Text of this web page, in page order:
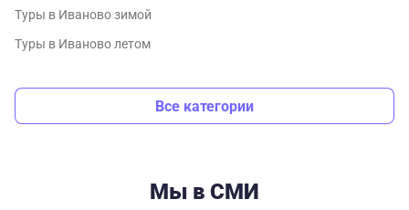
Туры в Иваново зимой
Туры в Иваново летом
Все категории
Мы в СМИ